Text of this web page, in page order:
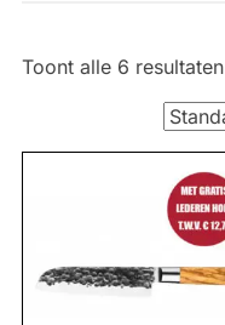
Toont alle 6 resultaten